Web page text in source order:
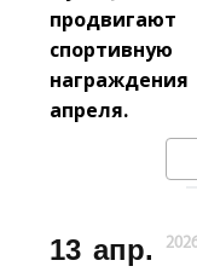
награждения
апреля.
13 апр.